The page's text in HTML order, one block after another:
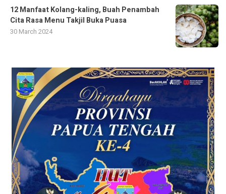
12 Manfaat Kolang-kaling, Buah Penambah
Cita Rasa Menu Takjil Buka Puasa
30 March 2024